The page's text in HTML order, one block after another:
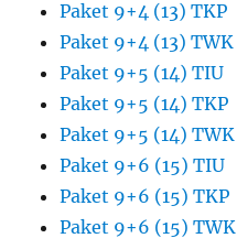
Paket 9+4 (13) TKP
Paket 9+4 (13) TWK
Paket 9+5 (14) TIU
Paket 9+5 (14) TKP
Paket 9+5 (14) TWK
Paket 9+6 (15) TIU
Paket 9+6 (15) TKP
Paket 9+6 (15) TWK